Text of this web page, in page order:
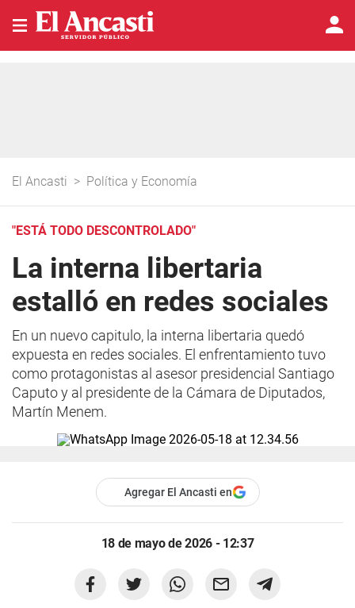
El Ancasti > Política y Economía
"ESTÁ TODO DESCONTROLADO"
La interna libertaria
estalló en redes sociales
En un nuevo capitulo, la interna libertaria quedó
expuesta en redes sociales. El enfrentamiento tuvo
como protagonistas al asesor presidencial Santiago
Caputo y al presidente de la Cámara de Diputados,
Martín Menem.
Agregar El Ancasti en
18 de mayo de 2026 - 12:37